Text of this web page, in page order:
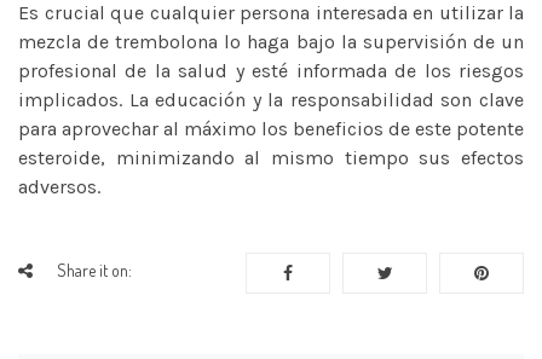
Es crucial que cualquier persona interesada en utilizar la
mezcla de trembolona lo haga bajo la supervisión de un
profesional de la salud y esté informada de los riesgos
implicados. La educación y la responsabilidad son clave
para aprovechar al máximo los beneficios de este potente
esteroide, minimizando al mismo tiempo sus efectos
adversos.
Share it on: